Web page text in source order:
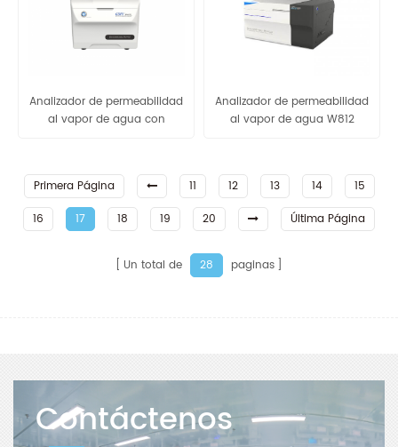
Analizador de permeabilidad
al vapor de agua con
Analizador de permeabilidad
al vapor de agua W812
embalaje
Primera Página 11 12 13 14
15
16
17 18 19 20 Última Página
Un total de 28 paginas
Contáctenos